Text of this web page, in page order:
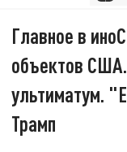
Главное в
объектов
ультиматум.
Трамп